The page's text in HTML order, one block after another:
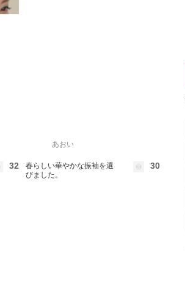
32
あおい
春らしい華やかな振袖を選
びました。
30